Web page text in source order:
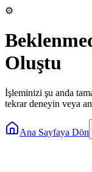
⚙️
Oluştu
İşleminizi şu anda
tekrar deneyin veya
Ana Sayfaya Dön